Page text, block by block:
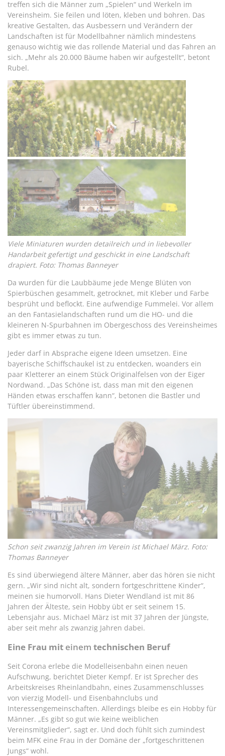
treffen sich die Männer zum „Spielen“ und Werkeln im
Vereinsheim. Sie feilen und löten, kleben und bohren. Das
kreative Gestalten, das Ausbessern und Verändern der
Landschaften ist für Modellbahner nämlich mindestens
genauso wichtig wie das rollende Material und das Fahren an
sich. „Mehr als 20.000 Bäume haben wir aufgestellt“, betont
Rubel.
Viele Miniaturen wurden detailreich und in liebevoller
Handarbeit gefertigt und geschickt in eine Landschaft
drapiert. Foto: Thomas Banneyer
Da wurden für die Laubbäume jede Menge Blüten von
Spierbüschen gesammelt, getrocknet, mit Kleber und Farbe
besprüht und beflockt. Eine aufwendige Fummelei. Vor allem
an den Fantasielandschaften rund um die HO- und die
kleineren N-Spurbahnen im Obergeschoss des Vereinsheimes
gibt es immer etwas zu tun.
Jeder darf in Absprache eigene Ideen umsetzen. Eine
bayerische Schiffschaukel ist zu entdecken, woanders ein
paar Kletterer an einem Stück Originalfelsen von der Eiger
Nordwand. „Das Schöne ist, dass man mit den eigenen
Händen etwas erschaffen kann“, betonen die Bastler und
Tüftler übereinstimmend.
Schon seit zwanzig Jahren im Verein ist Michael März. Foto:
Thomas Banneyer
Es sind überwiegend ältere Männer, aber das hören sie nicht
gern. „Wir sind nicht alt, sondern fortgeschrittene Kinder“,
meinen sie humorvoll. Hans Dieter Wendland ist mit 86
Jahren der Älteste, sein Hobby übt er seit seinem 15.
Lebensjahr aus. Michael März ist mit 37 Jahren der Jüngste,
aber seit mehr als zwanzig Jahren dabei.
Eine Frau mit einem technischen Beruf
Seit Corona erlebe die Modelleisenbahn einen neuen
Aufschwung, berichtet Dieter Kempf. Er ist Sprecher des
Arbeitskreises Rheinlandbahn, eines Zusammenschlusses
von vierzig Modell- und Eisenbahnclubs und
Interessengemeinschaften. Allerdings bleibe es ein Hobby für
Männer. „Es gibt so gut wie keine weiblichen
Vereinsmitglieder“, sagt er. Und doch fühlt sich zumindest
beim MFK eine Frau in der Domäne der „fortgeschrittenen
Jungs“ wohl.